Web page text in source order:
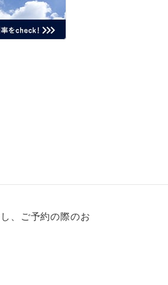
、ご予約の際のお